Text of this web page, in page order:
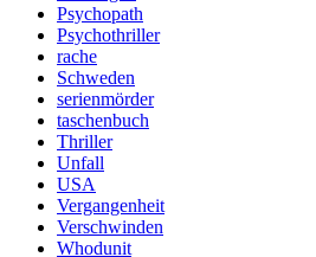
Psychopath
Psychothriller
rache
Schweden
serienmörder
taschenbuch
Thriller
Unfall
USA
Vergangenheit
Verschwinden
Whodunit